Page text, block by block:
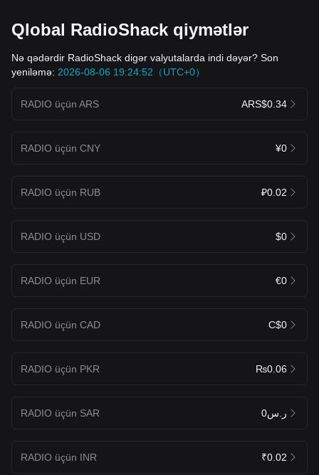
Qlobal RadioShack qiymətlər
Nə qədərdir RadioShack digər valyutalarda indi dəyər? Son
yeniləmə: 2026-08-06 19:24:52（UTC+0）
RADIO üçün ARS ARS$0.34
RADIO üçün CNY ¥0
RADIO üçün RUB ₽0.02
RADIO üçün USD $0
RADIO üçün EUR €0
RADIO üçün CAD C$0
RADIO üçün PKR ₨0.06
RADIO üçün SAR ر.س0
RADIO üçün INR ₹0.02